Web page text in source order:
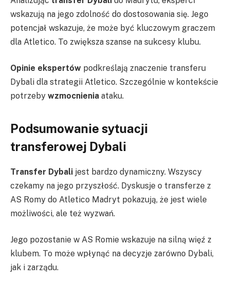
wskazują na jego zdolność do dostosowania się. Jego
potencjał wskazuje, że może być kluczowym graczem
dla Atletico. To zwiększa szanse na sukcesy klubu.
Opinie ekspertów podkreślają znaczenie transferu
Dybali dla strategii Atletico. Szczególnie w kontekście
potrzeby wzmocnienia ataku.
Podsumowanie sytuacji
transferowej Dybali
Transfer Dybali jest bardzo dynamiczny. Wszyscy
czekamy na jego przyszłość. Dyskusje o transferze z
AS Romy do Atletico Madryt pokazują, że jest wiele
możliwości, ale też wyzwań.
Jego pozostanie w AS Romie wskazuje na silną więź z
klubem. To może wpłynąć na decyzje zarówno Dybali,
jak i zarządu.